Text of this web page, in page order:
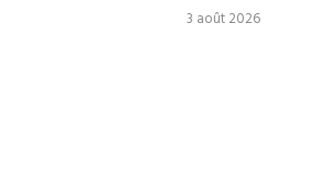
3 août 2026